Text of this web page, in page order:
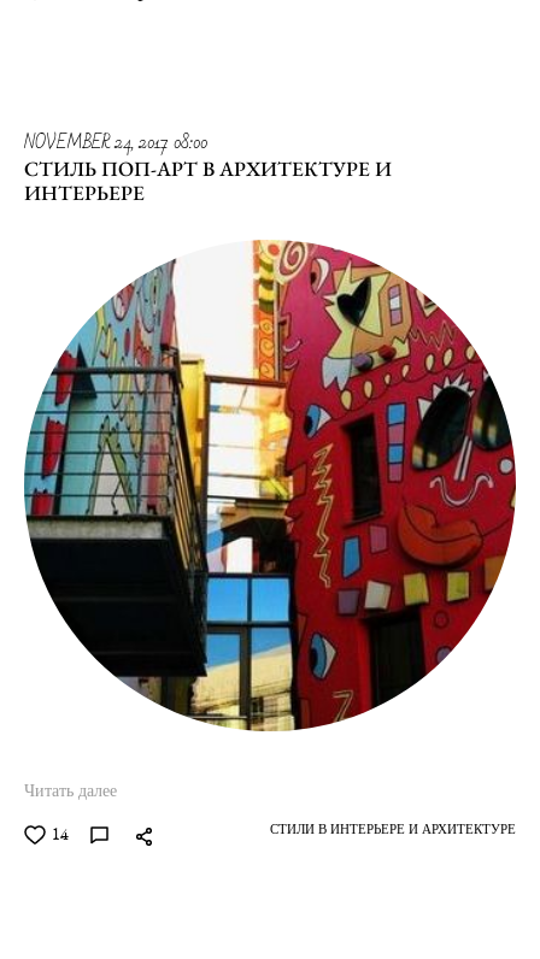
Читать далее
14 СТИЛИ В ИНТЕРЬЕРЕ И АРХИТЕКТУРЕ
NOVEMBER 24, 2017 08:00
СТИЛЬ ПОП-АРТ В АРХИТЕКТУРЕ И
ИНТЕРЬЕРЕ